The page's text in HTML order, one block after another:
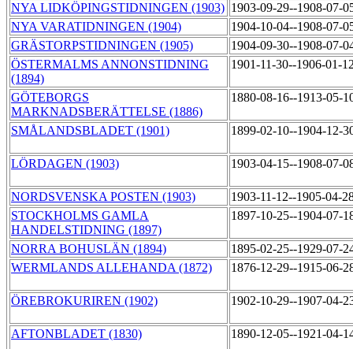
NYA LIDKÖPINGSTIDNINGEN (1903) 1903-09-29--1908-07-
NYA VARATIDNINGEN (1904)
1904-10-04--1908-07-
GRÄSTORPSTIDNINGEN (1905)
1904-09-30--1908-07-
ÖSTERMALMS ANNONSTIDNING
(1894)
1901-11-30--1906-01-
GÖTEBORGS
MARKNADSBERÄTTELSE (1886)
1880-08-16--1913-05-
SMÅLANDSBLADET (1901) 1899-02-10--1904-12-
LÖRDAGEN (1903) 1903-04-15--1908-07-
NORDSVENSKA POSTEN (1903)
1903-11-12--1905-04-
STOCKHOLMS GAMLA
HANDELSTIDNING (1897)
1897-10-25--1904-07-
NORRA BOHUSLÄN (1894)
1895-02-25--1929-07-
WERMLANDS ALLEHANDA (1872)
1876-12-29--1915-06-
ÖREBROKURIREN (1902) 1902-10-29--1907-04-
AFTONBLADET (1830) 1890-12-05--1921-04-